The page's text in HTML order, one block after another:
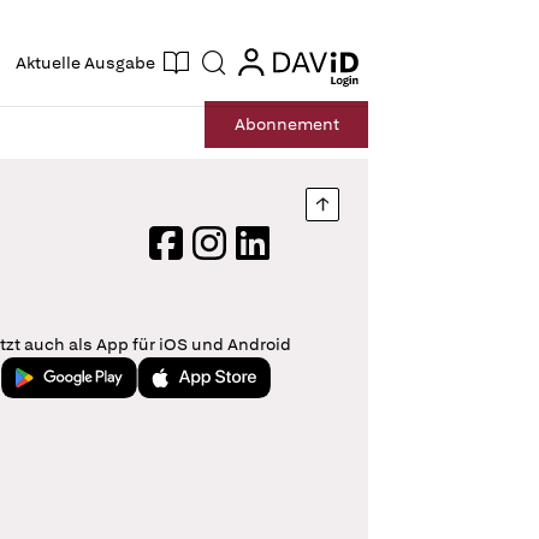
Aktuelle Ausgabe Suche login
login
Abonnement
Nach oben springen
FacebookInstagram
LinkedIn
auch als App für iOS und Android
Jetzt bei Google PlayLaden im App Store